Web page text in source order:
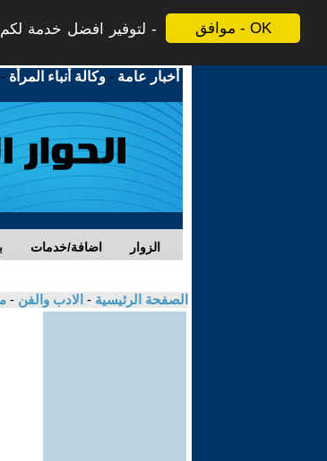
موافق - OK
لتوفير افضل خدمة
أخبار عامة -وكالة أنباء المرأة -
اضافة/خدمات الزوار
الصفحة الرئيسية - الادب والفن -